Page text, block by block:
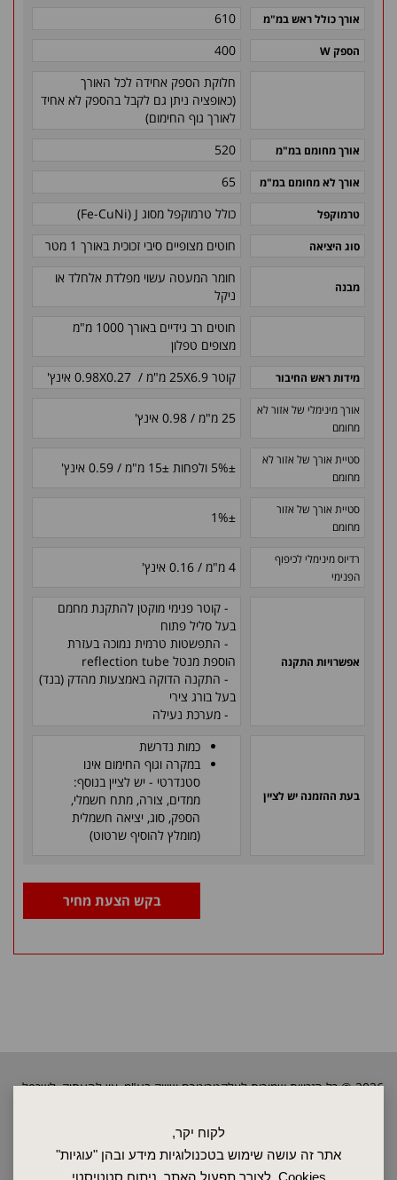
לקוח יקר,
אתר זה עושה שימוש בטכנולוגיות מידע ובהן "עוגיות"
Cookies, לצורך תפעול האתר, ניתוח סטטיסטי
אורך כולל ראש במ"מ 610
הספק W
400
חלוקת הספק אחידה לכל האורך
(כאופציה ניתן גם לקבל בהספק לא אחיד
לאורך גוף החימום)
אורך מחומם במ"מ 520
אורך לא מחומם במ"מ 65
טרמוקפל כולל טרמוקפל מסוג Fe-CuNi) J)
סוג היציאה חוטים מצופיים סיבי זכוכית באורך 1 מטר
מבנה
חומר המעטה עשוי מפלדת אלחלד או
ניקל
חוטים רב גידיים באורך 1000 מ"מ
מצופים טפלון
מידות ראש החיבור קוטר 25X6.9 מ"מ / 0.98X0.27 אינץ'
אורך מינימלי של אזור לא
מחומם
25 מ"מ / 0.98 אינץ'
סטיית אורך של אזור לא
מחומם
±5% ולפחות ±15 מ"מ / 0.59 אינץ'
סטיית אורך של אזור
מחומם
±
1%
רדיוס מינימלי לכיפוף
הפנימי
4 מ"מ / 0.16 אינץ'
אפשרויות התקנה
- קוטר פנימי מוקטן להתקנת מחמם
בעל סליל פתוח
- התפשטות טרמית נמוכה בעזרת
הוספת מנטל reflection tube
- התקנה הדוקה באמצעות מהדק (בנד)
בעל בורג צירי
- מערכת נעילה
בעת ההזמנה יש לציין
כמות נדרשת
במקרה וגוף החימום אינו
סטנדרטי - יש לציין בנוסף:
ממדים, צורה, מתח חשמלי,
הספק, סוג, יציאה חשמלית
(מומלץ להוסיף שרטוט)
בקש הצעת מחיר
2026 © כל הזכויות שמורות לאלקטרוטרם שיווק בע"מ, אין להעתיק, לשכפל